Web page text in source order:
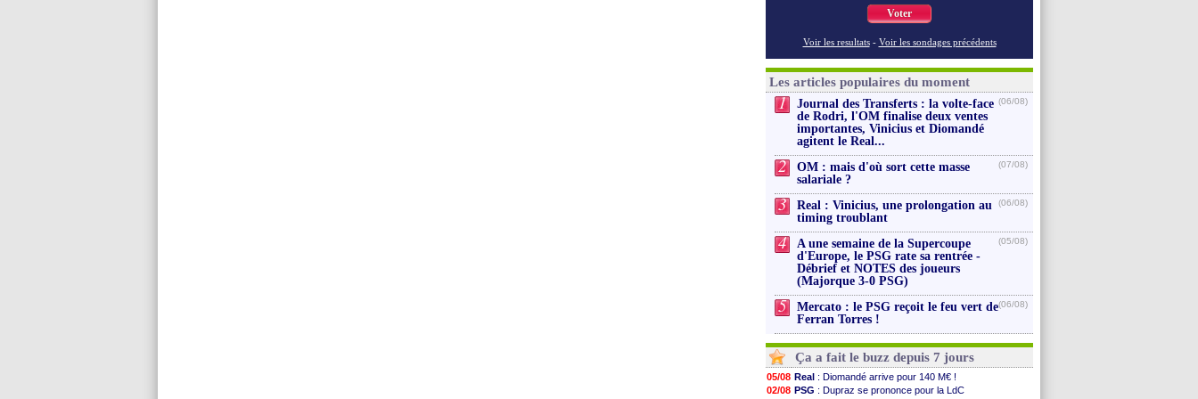
Voter
Voir les resultats - Voir les sondages précédents
Les articles populaires du moment
1
Journal des Transferts : la volte-face
de Rodri, l'OM finalise deux ventes
importantes, Vinicius et Diomandé
agitent le Real...
(06/08)
2
OM : mais d'où sort cette masse
salariale ?
(07/08)
3
Real : Vinicius, une prolongation au
timing troublant
(06/08)
4
A une semaine de la Supercoupe
d'Europe, le PSG rate sa rentrée -
Débrief et NOTES des joueurs
(Majorque 3-0 PSG)
(05/08)
5
Mercato : le PSG reçoit le feu vert de
Ferran Torres !
(06/08)
Ça a fait le buzz depuis 7 jours
05/08 Real : Diomandé arrive pour 140 M€ !
02/08 PSG : Dupraz se prononce pour la LdC